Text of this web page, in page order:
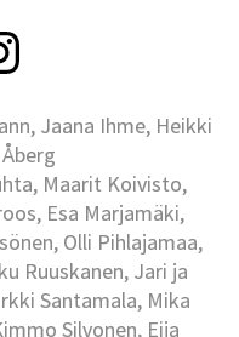
Jaana Ihme, Heikki
Maarit Koivisto,
Esa Marjamäki,
Olli Pihlajamaa,
Ruuskanen, Jari ja
Santamala, Mika
Silvonen, Eija